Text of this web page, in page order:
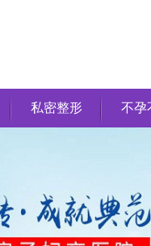
私密整形 不孕